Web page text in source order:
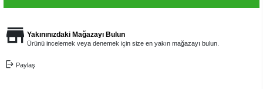
Yakınınızdaki Mağazayı Bulun
Ürünü incelemek veya denemek için size en yakın mağazayı bulun.
Paylaş